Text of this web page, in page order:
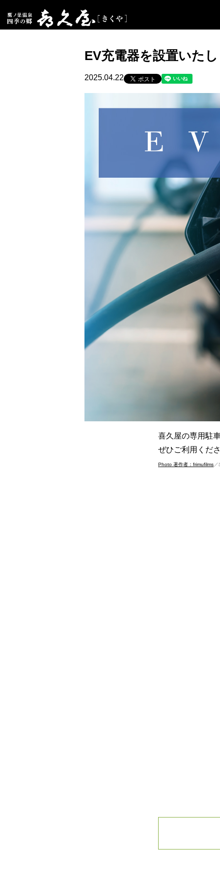
EV充電器を設置いた
2025.04.22
喜久屋の専用駐
ぜひご利用くだ
Photo 著作者：frimufilms